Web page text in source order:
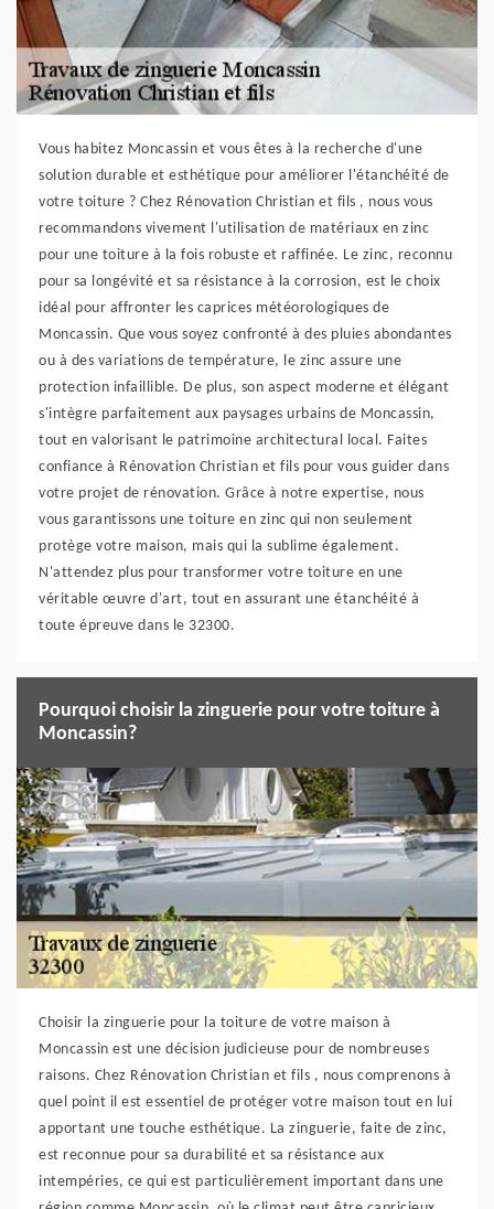
Vous habitez Moncassin et vous êtes à la recherche d'une
solution durable et esthétique pour améliorer l'étanchéité de
votre toiture ? Chez Rénovation Christian et fils , nous vous
recommandons vivement l'utilisation de matériaux en zinc
pour une toiture à la fois robuste et raffinée. Le zinc, reconnu
pour sa longévité et sa résistance à la corrosion, est le choix
idéal pour affronter les caprices météorologiques de
Moncassin. Que vous soyez confronté à des pluies abondantes
ou à des variations de température, le zinc assure une
protection infaillible. De plus, son aspect moderne et élégant
s'intègre parfaitement aux paysages urbains de Moncassin,
tout en valorisant le patrimoine architectural local. Faites
confiance à Rénovation Christian et fils pour vous guider dans
votre projet de rénovation. Grâce à notre expertise, nous
vous garantissons une toiture en zinc qui non seulement
protège votre maison, mais qui la sublime également.
N'attendez plus pour transformer votre toiture en une
véritable œuvre d'art, tout en assurant une étanchéité à
toute épreuve dans le 32300.
Pourquoi choisir la zinguerie pour votre toiture à
Moncassin?
Choisir la zinguerie pour la toiture de votre maison à
Moncassin est une décision judicieuse pour de nombreuses
raisons. Chez Rénovation Christian et fils , nous comprenons à
quel point il est essentiel de protéger votre maison tout en lui
apportant une touche esthétique. La zinguerie, faite de zinc,
est reconnue pour sa durabilité et sa résistance aux
intempéries, ce qui est particulièrement important dans une